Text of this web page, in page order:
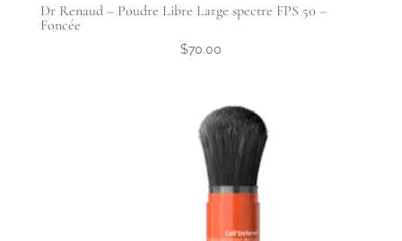
Dr Renaud – Poudre Libre Large spectre FPS 50 –
Foncée
$70.00